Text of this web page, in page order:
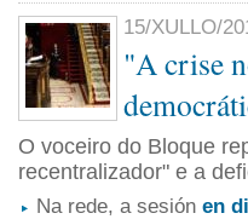
15/XULLO/
"A crise
O voceiro do Bloque
recentralizador" e a
Na rede, a sesión en